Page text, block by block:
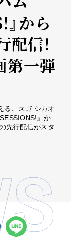
から
配信！
第一弾
る、スガ シカオ
』か
先行配信がスタ